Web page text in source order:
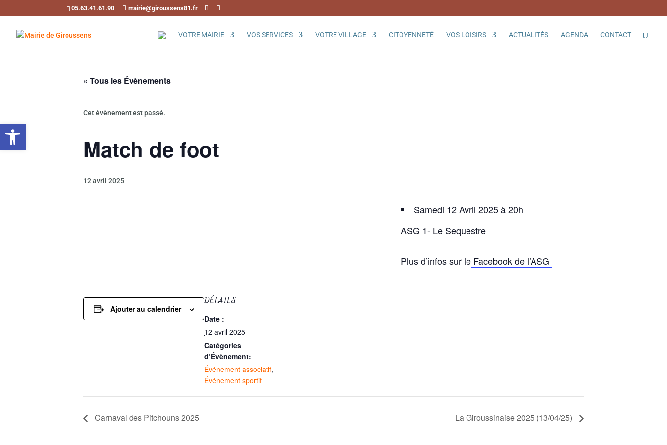
05.63.41.61.90 mairie@giroussens81.fr
VOTRE MAIRIE VOS SERVICES VOTRE VILLAGE CITOYENNETÉ VOS LOISIRS ACTUALITÉS AGENDA CONTACT
« Tous les Évènements
Cet évènement est passé.
Match de foot
12 avril 2025
Samedi 12 Avril 2025 à 20h
ASG 1- Le Sequestre
Plus d’infos sur le Facebook de l’ASG
Ajouter au calendrier
DÉTAILS
Date :
12 avril 2025
Catégories
d’Évènement:
Événement associatif,
Événement sportif
Carnaval des Pitchouns 2025 La Giroussinaise 2025 (13/04/25)
Ouvrir la barre d’outils